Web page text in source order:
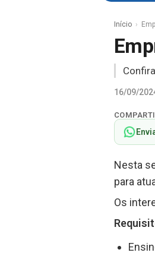
Início
16/09/
Nesta
para
Os